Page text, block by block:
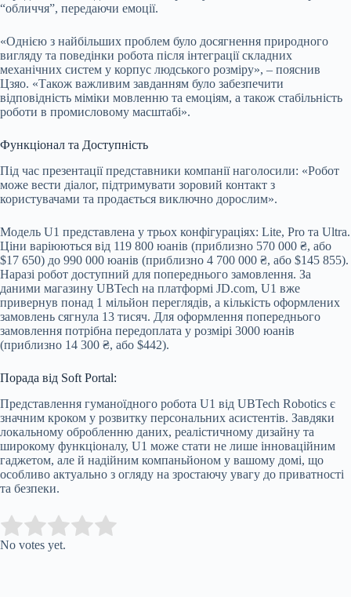
“обличчя”, передаючи емоції.
«Однією з найбільших проблем було досягнення природного
вигляду та поведінки робота після інтеграції складних
механічних систем у корпус людського розміру», – пояснив
Цзяо. «Також важливим завданням було забезпечити
відповідність міміки мовленню та емоціям, а також стабільність
роботи в промисловому масштабі».
Функціонал та Доступність
Під час презентації представники компанії наголосили: «Робот
може вести діалог, підтримувати зоровий контакт з
користувачами та продається виключно дорослим».
Модель U1 представлена у трьох конфігураціях: Lite, Pro та Ultra.
Ціни варіюються від 119 800 юанів (приблизно 570 000 ₴, або
$17 650) до 990 000 юанів (приблизно 4 700 000 ₴, або $145 855).
Наразі робот доступний для попереднього замовлення. За
даними магазину UBTech на платформі JD.com, U1 вже
привернув понад 1 мільйон переглядів, а кількість оформлених
замовлень сягнула 13 тисяч. Для оформлення попереднього
замовлення потрібна передоплата у розмірі 3000 юанів
(приблизно 14 300 ₴, або $442).
Порада від Soft Portal:
Представлення гуманоїдного робота U1 від UBTech Robotics є
значним кроком у розвитку персональних асистентів. Завдяки
локальному обробленню даних, реалістичному дизайну та
широкому функціоналу, U1 може стати не лише інноваційним
гаджетом, але й надійним компаньйоном у вашому домі, що
особливо актуально з огляду на зростаючу увагу до приватності
та безпеки.
Rate this item:
No votes yet.